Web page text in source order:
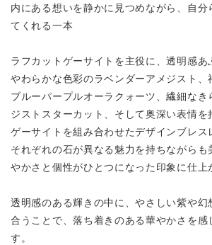
内にある想いを静かに見つめながら、自分
てくれる一本
ラフカットゲーサイトを主役に、透明感あ
やわらかな色彩のラベンダーアメジスト、
ブルーパープルオーラクォーツ、繊細なき
ジストスターカット、そして奥深い表情を
ゲーサイトを組み合わせたデザインブレス
それぞれの石が異なる魅力を持ちながらも
やかさと個性がひとつになった印象に仕上
透明感のある輝きの中に、やさしい紫や幻
合うことで、落ち着きのある華やかさを感
す。